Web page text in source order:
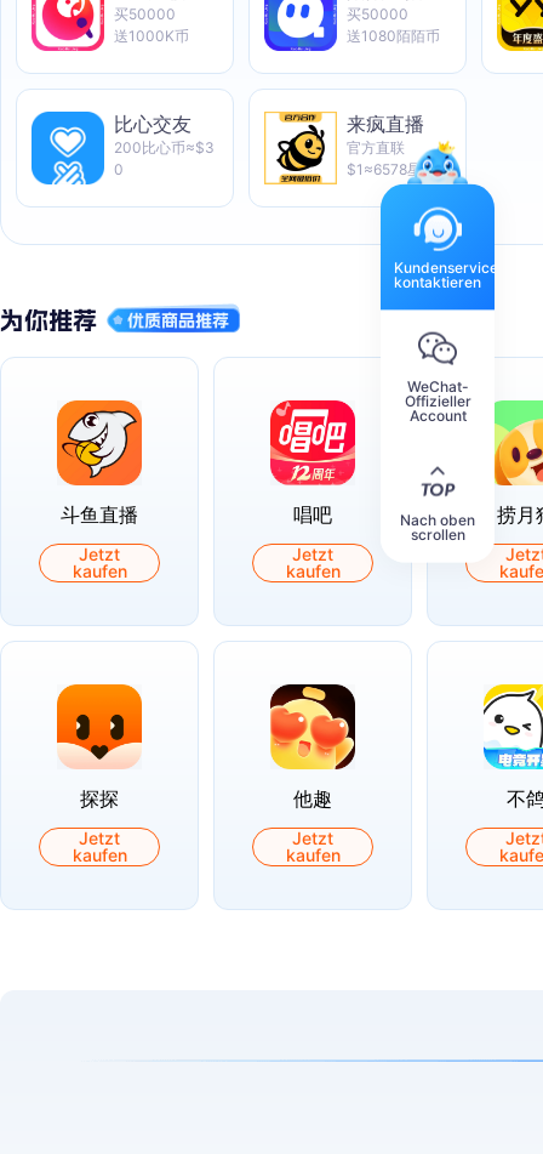
买50000
送1000K币
买50000
送1080陌陌币
比心交友
200比心币≈$3
0
来疯直播
官方直联
$1≈6578星币
斗鱼直播
Jetzt
kaufen
唱吧
Jetzt
kaufen
捞月
探探
Jetzt
kaufen
他趣
Jetzt
kaufen
不
Kundenservice
kontaktieren
WeChat-
Offizieller
Account
Nach oben
scrollen